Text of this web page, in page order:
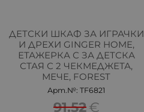
ДЕТСКИ ШКАФ ЗА ИГРАЧКИ
И ДРЕХИ GINGER HOME,
ЕТАЖЕРКА С ЗА ДЕТСКА
СТАЯ С 2 ЧЕКМЕДЖЕТА,
МЕЧЕ, FOREST
Арт.№: TF6821
91.52€